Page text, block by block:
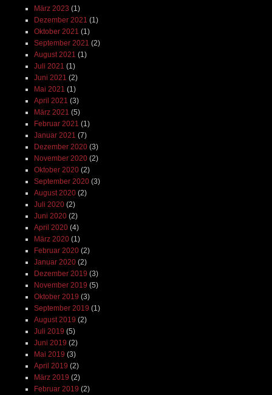
März 2023 (1)
Dezember 2021 (1)
Oktober 2021 (1)
September 2021 (2)
August 2021 (1)
Juli 2021 (1)
Juni 2021 (2)
Mai 2021 (1)
April 2021 (3)
März 2021 (5)
Februar 2021 (1)
Januar 2021 (7)
Dezember 2020(3)
November 2020(2)
Oktober 2020(2)
September 2020(3)
August 2020(2)
Juli 2020(2)
Juni 2020(2)
April 2020(4)
März 2020(1)
Februar 2020(2)
Januar 2020(2)
Dezember 2019 (3)
November 2019 (5)
Oktober 2019 (3)
September 2019 (1)
August 2019 (2)
Juli 2019 (5)
Juni 2019 (2)
Mai 2019 (3)
April 2019 (2)
März 2019 (2)
Februar 2019 (2)